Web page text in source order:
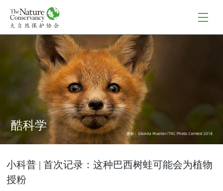
酷科学
小科普 | 首次记录：这种巴西树蛙可能会为植物
授粉